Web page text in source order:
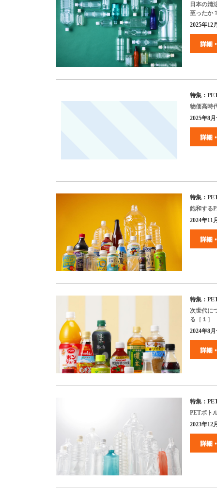
日本の清
至ったか
2025年12
特集：
物価高時
2025年8
特集：
飽和する
2024年11
特集：
次世代に
る［１］
2024年8
特集：
PETボト
2023年12